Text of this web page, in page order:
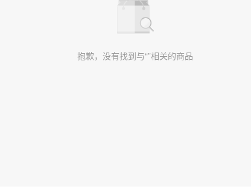
抱歉，没有找到与“”相关的商品